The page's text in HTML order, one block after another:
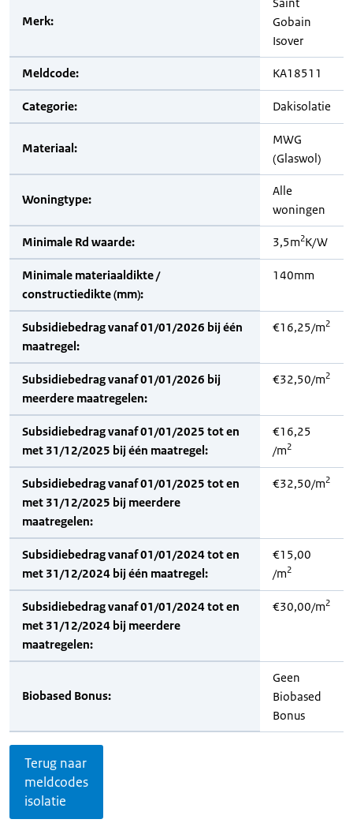
Merk:
Gobain
Isover
Meldcode: KA18511
Categorie: Dakisolatie
Materiaal:
MWG
(Glaswol)
Woningtype:
Alle
woningen
Minimale Rd waarde: 3,5m2K/W
Minimale materiaaldikte /
constructiedikte (mm):
140mm
Subsidiebedrag vanaf 01/01/2026 bij één
maatregel:
€16,25/m2
Subsidiebedrag vanaf 01/01/2026 bij
meerdere maatregelen:
€32,50/m2
Subsidiebedrag vanaf 01/01/2025 tot en
met 31/12/2025 bij één maatregel:
€16,25
/m2
Subsidiebedrag vanaf 01/01/2025 tot en
met 31/12/2025 bij meerdere
maatregelen:
€32,50/m2
Subsidiebedrag vanaf 01/01/2024 tot en
met 31/12/2024 bij één maatregel:
€15,00
/m2
Subsidiebedrag vanaf 01/01/2024 tot en
met 31/12/2024 bij meerdere
maatregelen:
€30,00/m2
Biobased Bonus:
Geen
Biobased
Bonus
Terug naar
meldcodes
isolatie